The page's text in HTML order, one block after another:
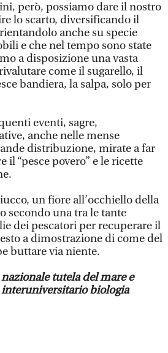
però, possiamo dare il nostro
lo scarto, diversificando il
anche su specie
e che nel tempo sono state
a disposizione una vasta
come il sugarello, il
bandiera, la salpa, solo per
eventi, sagre,
anche nelle mense
distribuzione, mirate a far
il “pesce povero” e le ricette
un fiore all’occhiello della
secondo una tra le tante
dei pescatori per recuperare il
a dimostrazione di come del
buttare via niente.
nazionale tutela del maree
interuniversitariobiologia